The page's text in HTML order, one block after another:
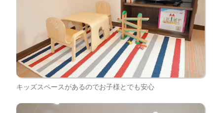
キッズスペースがあるのでお子様とでも安心